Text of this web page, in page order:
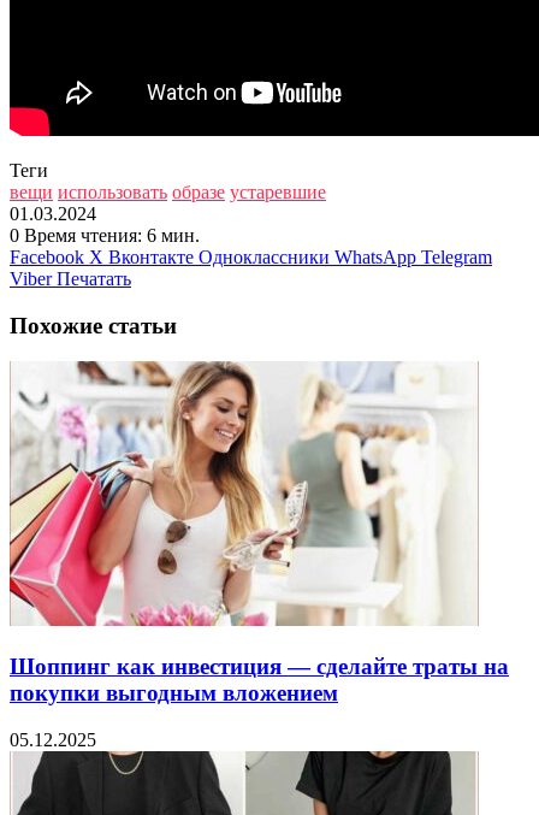
Теги
вещи использовать образе устаревшие
01.03.2024
0 Время чтения: 6 мин.
Facebook X Вконтакте Одноклассники WhatsApp Telegram
Viber Печатать
Похожие статьи
Шоппинг как инвестиция — сделайте траты на
покупки выгодным вложением
05.12.2025